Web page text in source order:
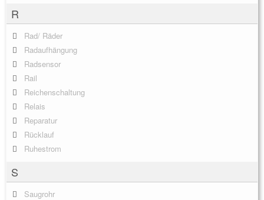
R
Rad/ Räder
Radaufhängung
Radsensor
Rail
Reichenschaltung
Relais
Reparatur
Rücklauf
Ruhestrom
S
Saugrohr